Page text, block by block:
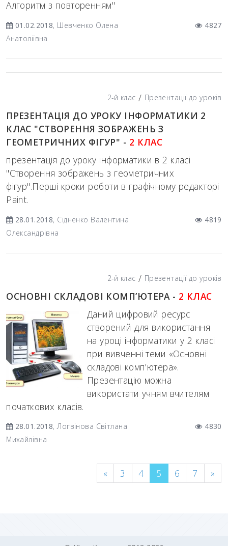
Алгоритм з повторенням"
01.02.2018, Шевченко Олена
Анатоліївна
4827
2-й клас / Презентації до уроків
ПРЕЗЕНТАЦІЯ ДО УРОКУ ІНФОРМАТИКИ 2
КЛАС "СТВОРЕННЯ ЗОБРАЖЕНЬ З
ГЕОМЕТРИЧНИХ ФІГУР" - 2 КЛАС
презентація до уроку інформатики в 2 класі
"Створення зображень з геометричних
фігур".Перші кроки роботи в графічному редакторі
Paint.
28.01.2018, Сідненко Валентина
Олександрівна
4819
2-й клас / Презентації до уроків
ОСНОВНІ СКЛАДОВІ КОМП’ЮТЕРА - 2 КЛАС
Даний цифровий ресурс
створений для використання
на уроці інформатики у 2 класі
при вивченні теми «Основні
складові комп’ютера».
Презентацію можна
використати учням вчителям
початкових класів.
28.01.2018, Логвінова Світлана
Михайлівна
4830
« 3 4 5 6 7 »